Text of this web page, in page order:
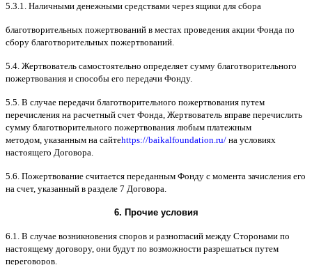
5.3.1. Наличными денежными средствами через ящики для сбора
благотворительных пожертвований в местах проведения акции Фонда по
сбору благотворительных пожертвований.
5.4. Жертвователь самостоятельно определяет сумму благотворительного
пожертвования и способы его передачи Фонду.
5.5. B случае передачи благотворительного пожертвования путем
перечисления на расчетный счет Фонда, Жертвователь вправе перечислить
сумму благотворительного пожертвования любым платежным
методом, указанным на сайтеhttps://baikalfoundation.ru/ на условиях
настоящего Договора.
5.6. Пожертвование считается переданным Фонду с момента зачисления его
на счет, указанный в разделе 7 Договора.
6. Прочие условия
6.1. B случае возникновения споров и разногласий между Сторонами по
настоящему договору, они будут по возможности разрешаться путем
переговоров.